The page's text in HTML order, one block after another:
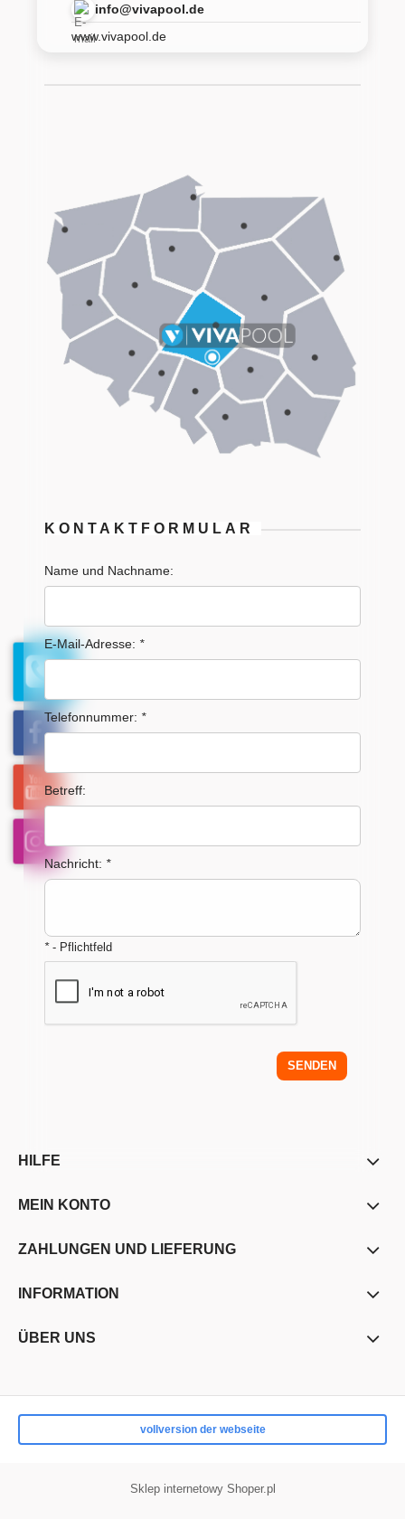
info@vivapool.de
www.vivapool.de
KONTAKTFORMULAR
Name und Nachname:
E-Mail-Adresse: *
Telefonnummer: *
Betreff:
Nachricht: *
*- Pflichtfeld
SENDEN
HILFE
MEIN KONTO
ZAHLUNGEN UND LIEFERUNG
INFORMATION
ÜBER UNS
vollversion der webseite
Sklep internetowy Shoper.pl